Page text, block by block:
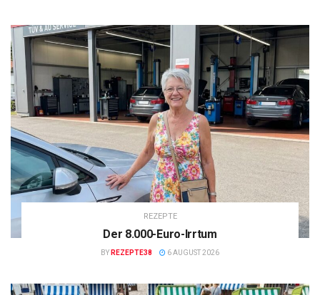
REZEPTE
Der 8.000-Euro-Irrtum
BY REZEPTE38 6 AUGUST 2026